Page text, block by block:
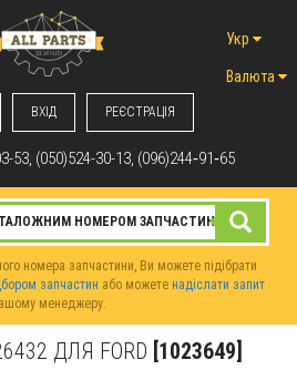
ВХIД РЕЄСТРАЦІЯ
Укр
Валюта
53, (050)524-30-13, (096)244‑91‑65
номера запчастини, Ви можете підібрати
запчастин або можете надіслати запит
менеджеру.
ДЛЯ FORD [1023649]